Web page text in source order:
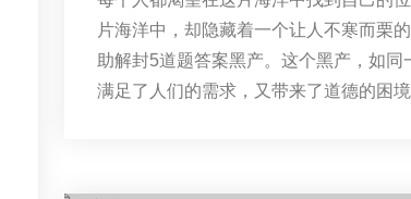
片海洋中，却隐藏着一个让人不寒而栗
助解封5道题答案黑产。这个黑产，如同
满足了人们的需求，又带来了道德的困